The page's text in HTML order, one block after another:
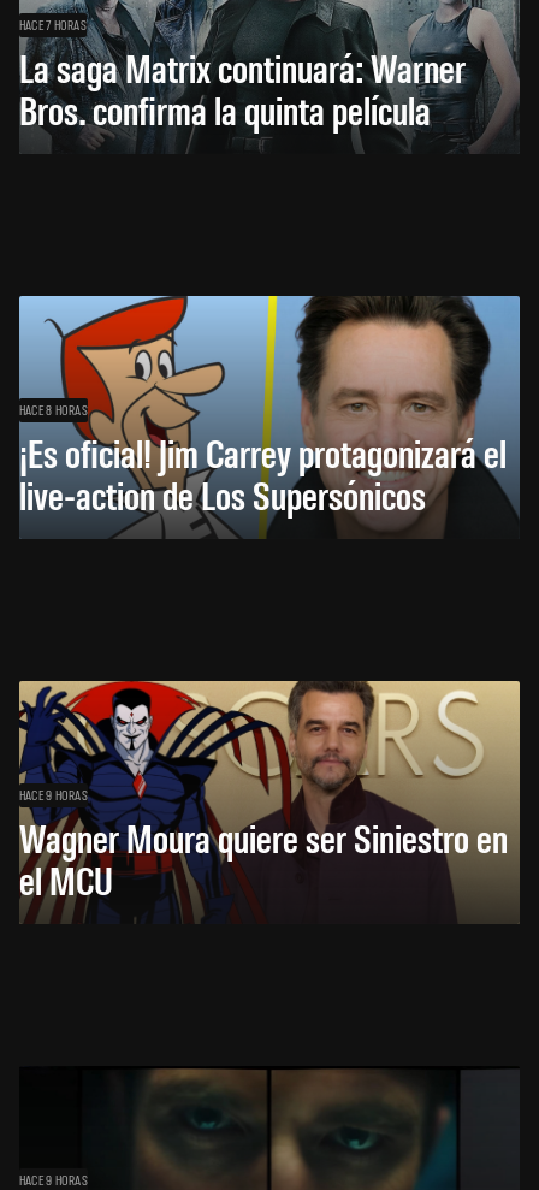
HACE 7 HORAS
La saga Matrix continuará: Warner
Bros. confirma la quinta película
HACE 8 HORAS
¡Es oficial! Jim Carrey protagonizará el
live-action de Los Supersónicos
HACE 9 HORAS
Wagner Moura quiere ser Siniestro en
el MCU
HACE 9 HORAS